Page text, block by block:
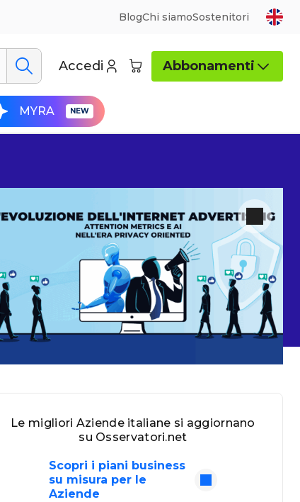
BlogChi siamoSostenitori
Accedi Abbonamenti
MYRA
Le migliori Aziende italiane si aggiornano
su Osservatori.net
Scopri i piani business
su misura per le
Aziende